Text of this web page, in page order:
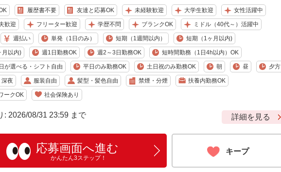
履歴書不要 友達と応募OK 未経験歓迎 大学生歓迎 女性活躍中
歓迎 フリーター歓迎 学歴不問 ブランクOK ミドル（40代～）活躍中
週払い 単発（1日のみ） 短期（1週間以内） 短期（1ヶ月以内)
月以内) 週1日勤務OK 週2～3日勤務OK 短時間勤務（1日4h以内）OK
が選べる・シフト自由 平日のみ勤務OK 土日祝のみ勤務OK 朝 昼 夕方
深夜 服装自由 髪型・髪色自由 禁煙・分煙 扶養内勤務OK
ークOK 社会保険あり
: 2026/08/31 23:59 まで 詳細を見る
応募画面へ進む
かんたん3ステップ！
キープ